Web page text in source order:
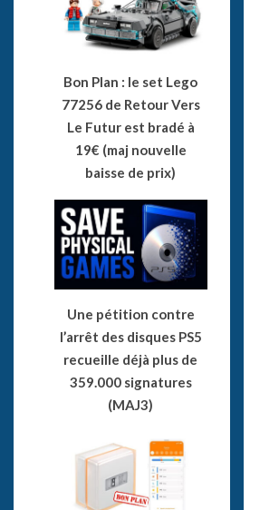
Bon Plan : le set Lego
77256 de Retour Vers
Le Futur est bradé à
19€ (maj nouvelle
baisse de prix)
Une pétition contre
l’arrêt des disques PS5
recueille déjà plus de
359.000 signatures
(MAJ3)